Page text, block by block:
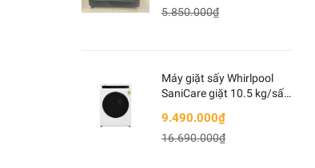
5.850.000₫
Máy giặt sấy Whirlpool
SaniCare giặt 10.5 kg/sấy
Trắng
9.490.000₫
16.690.000₫